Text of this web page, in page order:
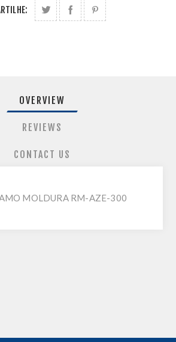
OVERVIEW
REVIEWS
CONTACT US
MOLDURA RM-AZE-300